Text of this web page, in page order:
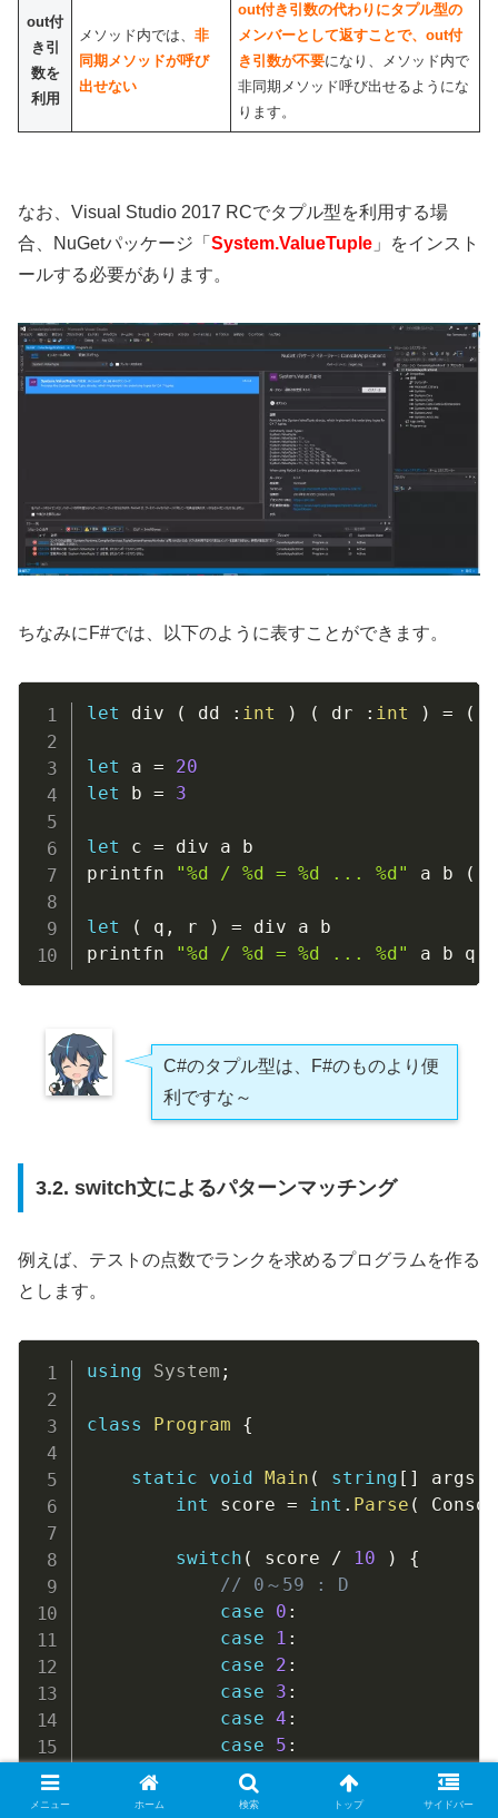
out付
き引
数を
利用
メソッド内では、非
同期メソッドが呼び
出せない
out付き引数の代わりにタプル型の
メンバーとして返すことで、out付
き引数が不要になり、メソッド内で
非同期メソッド呼び出せるようにな
ります。
なお、Visual Studio 2017 RCでタプル型を利用する場
合、NuGetパッケージ「 System.ValueTuple 」をインスト
ールする必要があります。
ちなみにF#では、以下のように表すことができます。
let div ( dd : int ) ( dr : int ) = (
let a =
20
let b = 3
let c = div a b
printfn
"%d / %d = %d ... %d" a b (
let ( q , r ) = div a b
printfn
"%d / %d = %d ... %d" a b q r
C#のタプル型は、F#のものより便
利ですな～
3.2. switch文によるパターンマッチング
例えば、テストの点数でランクを求めるプログラムを作る
とします。
using System ;
class Program {
static void Main ( string [ ] args
int score = int . Parse (
switch ( score / 10 )
{
// 0～59 : D
case
0 :
case
1 :
case
2 :
case
3 :
case 4 :
case
5 :
.WriteLine(
メニュー ホーム 検索 トップ サイドバー